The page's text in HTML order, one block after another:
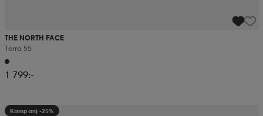
THE NORTH FACE
Terra 55
1 799:-
Kampanj -25%